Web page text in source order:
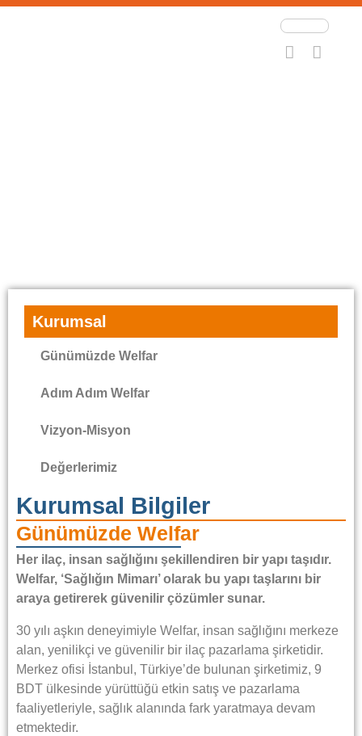
Kurumsal
Günümüzde Welfar
Adım Adım Welfar
Vizyon-Misyon
Değerlerimiz
Kurumsal Bilgiler
Günümüzde Welfar
Her ilaç, insan sağlığını şekillendiren bir yapı taşıdır.
Welfar, ‘Sağlığın Mimarı’ olarak bu yapı taşlarını bir
araya getirerek güvenilir çözümler sunar.
30 yılı aşkın deneyimiyle Welfar, insan sağlığını merkeze
alan, yenilikçi ve güvenilir bir ilaç pazarlama şirketidir.
Merkez ofisi İstanbul, Türkiye’de bulunan şirketimiz, 9
BDT ülkesinde yürüttüğü etkin satış ve pazarlama
faaliyetleriyle, sağlık alanında fark yaratmaya devam
etmektedir.